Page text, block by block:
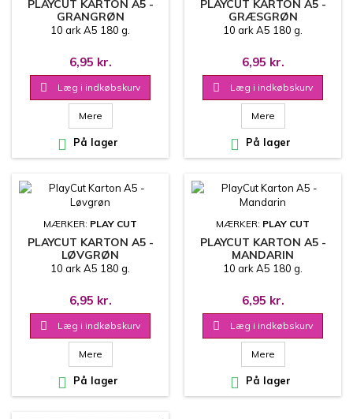
PLAYCUT KARTON A5 -
GRANGRØN
10 ark A5 180 g.
6,95 kr.
 Læg i indkøbskurv
Mere
 På lager
PLAYCUT KARTON A5 -
GRÆSGRØN
10 ark A5 180 g.
6,95 kr.
 Læg i indkøbskurv
Mere
 På lager
MÆRKER: PLAY CUT
PLAYCUT KARTON A5 -
LØVGRØN
10 ark A5 180 g.
6,95 kr.
 Læg i indkøbskurv
Mere
 På lager
MÆRKER: PLAY CUT
PLAYCUT KARTON A5 -
MANDARIN
10 ark A5 180 g.
6,95 kr.
 Læg i indkøbskurv
Mere
 På lager